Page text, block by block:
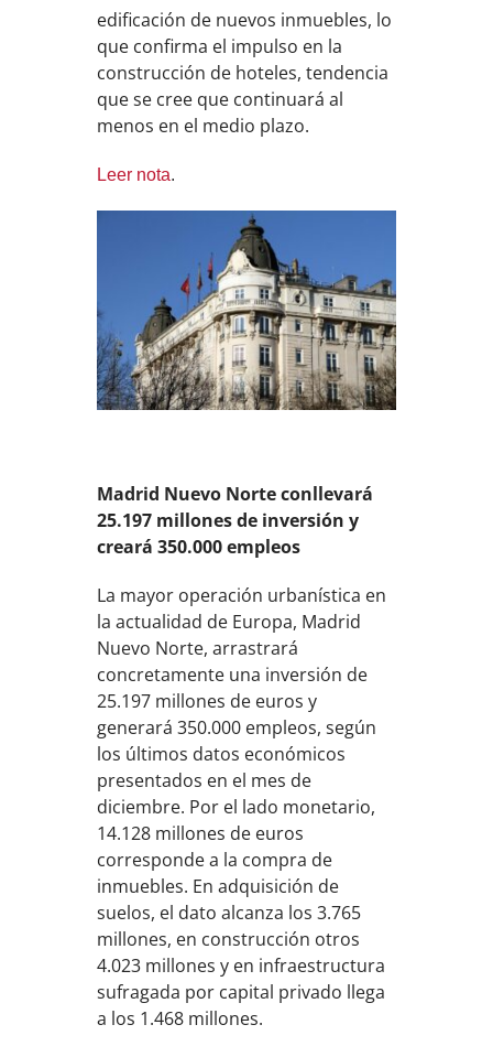
edificación de nuevos inmuebles, lo
que confirma el impulso en la
construcción de hoteles, tendencia
que se cree que continuará al
menos en el medio plazo.
Leer nota.
Madrid Nuevo Norte conllevará
25.197 millones de inversión y
creará 350.000 empleos
La mayor operación urbanística en
la actualidad de Europa, Madrid
Nuevo Norte, arrastrará
concretamente una inversión de
25.197 millones de euros y
generará 350.000 empleos, según
los últimos datos económicos
presentados en el mes de
diciembre. Por el lado monetario,
14.128 millones de euros
corresponde a la compra de
inmuebles. En adquisición de
suelos, el dato alcanza los 3.765
millones, en construcción otros
4.023 millones y en infraestructura
sufragada por capital privado llega
a los 1.468 millones.